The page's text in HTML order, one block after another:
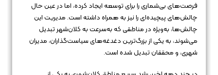
فرصت‌های بی‌شماری را برای توسعه ایجاد کرده، اما در عین حال
چالش‌های پیچیده‌ای را نیز به همراه داشته است. مدیریت این
چالش‌ها، به‌ویژه در مناطقی که به‌سرعت به کلان‌شهر تبدیل
می‌شوند، به یکی از بزرگ‌ترین دغدغه‌های سیاست‌گذاران، مدیران
شهری، و محققان تبدیل شده است.